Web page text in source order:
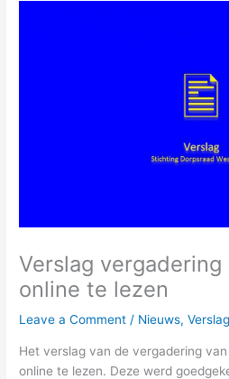
Verslag
online te lezen
Leave a Comment / Nieuws,
Het verslag van de vergadering
online te lezen. Deze werd